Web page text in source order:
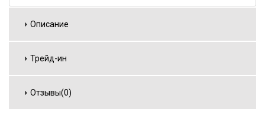
Описание
Трейд-ин
Отзывы(0)